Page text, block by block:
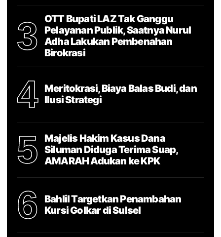
3
OTT Bupati LAZ Tak Ganggu
Pelayanan Publik, Saatnya Nurul
Adha Lakukan Pembenahan
Birokrasi
4
Meritokrasi, Biaya Balas Budi, dan
Ilusi Strategi
5
Majelis Hakim Kasus Dana
Siluman Diduga Terima Suap,
AMARAH Adukan ke KPK
6
Bahlil Targetkan Penambahan
Kursi Golkar di Sulsel